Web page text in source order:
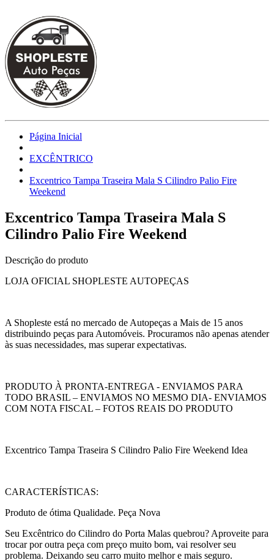
Página Inicial
EXCÊNTRICO
Excentrico Tampa Traseira Mala S Cilindro Palio Fire
Weekend
Excentrico Tampa Traseira Mala S
Cilindro Palio Fire Weekend
Descrição do produto
LOJA OFICIAL SHOPLESTE AUTOPEÇAS
A Shopleste está no mercado de Autopeças a Mais de 15 anos
distribuindo peças para Automóveis. Procuramos não apenas atender
às suas necessidades, mas superar expectativas.
PRODUTO À PRONTA-ENTREGA - ENVIAMOS PARA
TODO BRASIL – ENVIAMOS NO MESMO DIA- ENVIAMOS
COM NOTA FISCAL – FOTOS REAIS DO PRODUTO
Excentrico Tampa Traseira S Cilindro Palio Fire Weekend Idea
CARACTERÍSTICAS:
Produto de ótima Qualidade. Peça Nova
Seu Excêntrico do Cilindro do Porta Malas quebrou? Aproveite para
trocar por outra peça com preço muito bom, vai resolver seu
problema. Deixando seu carro muito melhor e mais seguro.